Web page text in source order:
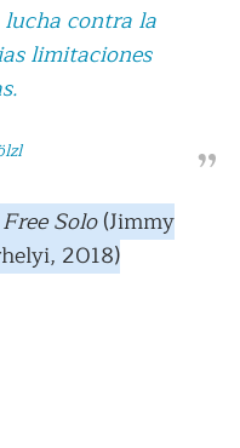
contra la
limitaciones
Free Solo(Jimmy
2018)